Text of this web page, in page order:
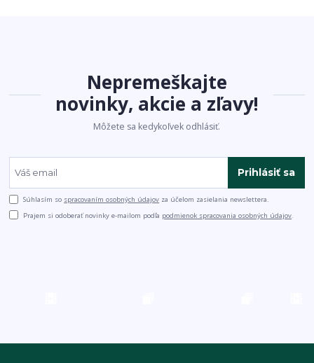
Nepremeškajte
novinky, akcie a zľavy!
Môžete sa kedykoľvek odhlásiť.
Prihlásiť sa
Súhlasím so spracovaním osobných údajov za účelom zasielania newslettera.
Prajem si odoberať novinky e-mailom podľa podmienok spracovania osobných údajov.